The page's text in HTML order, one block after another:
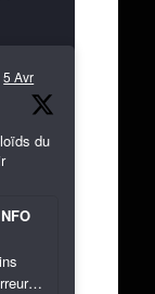
5 Avr
du